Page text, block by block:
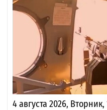
4 августа 2026, Вторник,